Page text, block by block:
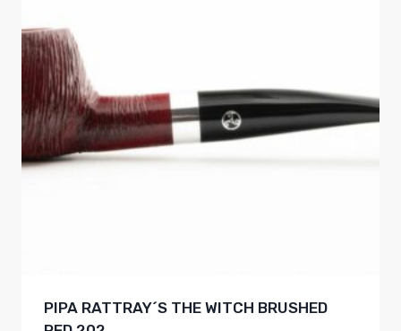
PIPA RATTRAY´S THE WITCH BRUSHED